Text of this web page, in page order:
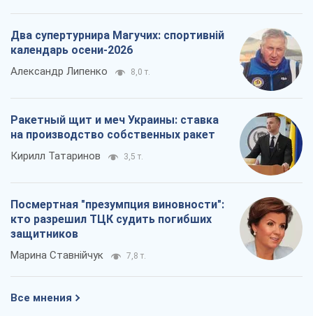
Два супертурнира Магучих: спортивній
календарь осени-2026
Александр Липенко 8,0 т.
Ракетный щит и меч Украины: ставка
на производство собственных ракет
Кирилл Татаринов 3,5 т.
Посмертная "презумпция виновности":
кто разрешил ТЦК судить погибших
защитников
Марина Ставнійчук 7,8 т.
Все мнения